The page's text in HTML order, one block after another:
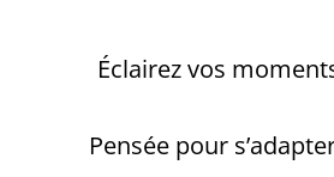
Éclairez vos
Pensée pour